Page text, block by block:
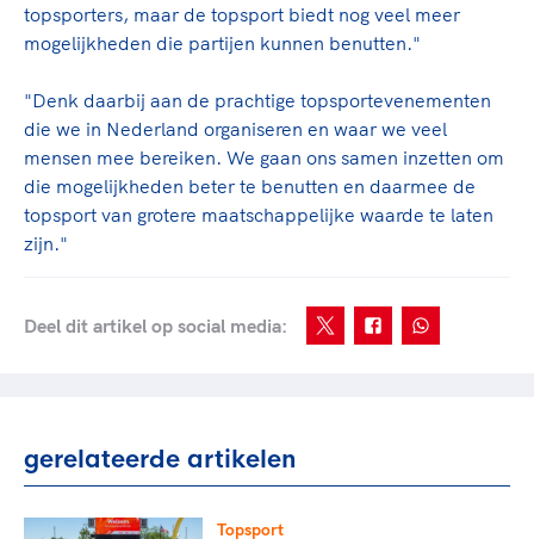
topsporters, maar de topsport biedt nog veel meer
mogelijkheden die partijen kunnen benutten."
"Denk daarbij aan de prachtige topsportevenementen
die we in Nederland organiseren en waar we veel
mensen mee bereiken. We gaan ons samen inzetten om
die mogelijkheden beter te benutten en daarmee de
topsport van grotere maatschappelijke waarde te laten
zijn."
Deel dit artikel op social media:
gerelateerde artikelen
Topsport